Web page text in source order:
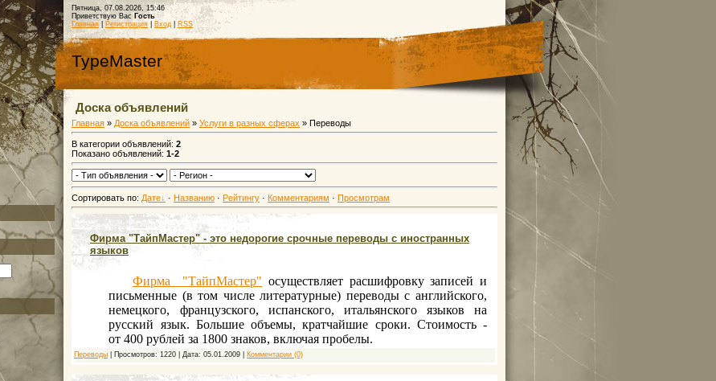
Пятница, 07.08.2026, 15:46
Приветствую Вас Гость
Главная
Регистрация Вход RSS
TypeMaster
Доска объявлений
Главная » Доска объявлений » Услуги в разных сферах » Переводы
В категории объявлений: 2
Показано объявлений: 1-2
Сортировать по: Дате · Названию · Рейтингу · Комментариям · Просмотрам
Фирма "ТайпМастер" - это недорогие срочные переводы с иностранных
языков
Фирма "ТайпМастер" осуществляет расшифровку записей и
письменные (в том числе литературные) переводы с английского,
немецкого, французского, испанского, итальянского языков на
русский язык. Большие объемы, кратчайшие сроки. Стоимость -
от 400 рублей за 1800 знаков, включая пробелы.
Переводы Просмотров: 1220 Дата: 05.01.2009 Комментарии (0)